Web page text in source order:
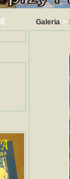
Galeria >